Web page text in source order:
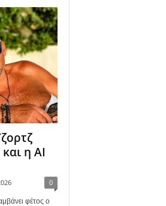
η AI
0
φέτος ο